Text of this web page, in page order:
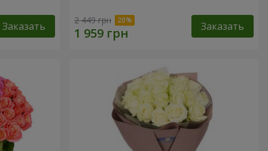
Заказать 2 449 грн Заказать